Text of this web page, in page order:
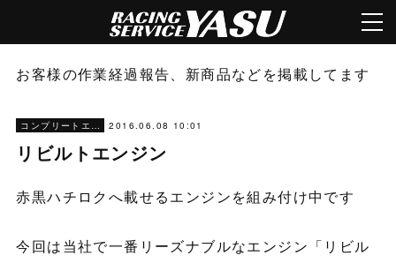
お客様の作業経過報告、新商品などを掲載してます
コンプリートエンジン 2016.06.08 10:01
リビルトエンジン
赤黒ハチロクへ載せるエンジンを組み付け中です
今回は当社で一番リーズナブルなエンジン「リビル